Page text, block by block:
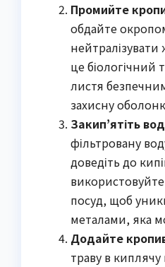
Промийте
обдайте
це
листя
захисну
Закип’ятіть
фільтровану
доведіть до
посуд, щоб
металами, яка
Додайте
траву в